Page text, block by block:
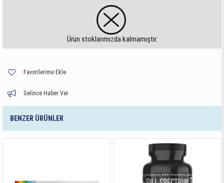
Ürün stoklarımızda kalmamıştır.
Favorilerime Ekle
Gelince Haber Ver
BENZER ÜRÜNLER